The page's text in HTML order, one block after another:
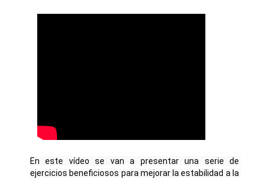
En este vídeo se van a presentar una serie de
ejercicios beneficiosos para mejorar la estabilidad a la